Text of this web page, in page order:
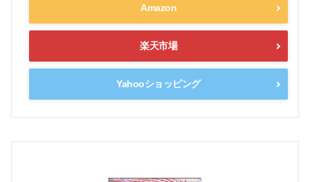
Amazon
楽天市場
Yahooショッピング